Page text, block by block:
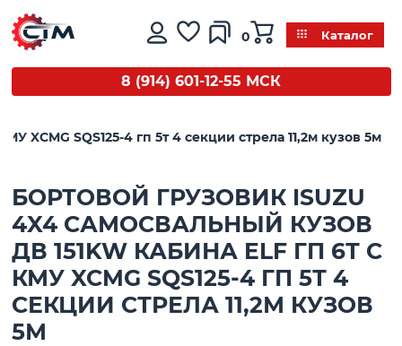
0 Каталог
8 (914) 601-12-55 МСК
XCMG SQS125-4 гп 5т 4 секции стрела 11,2м кузов 5м
БОРТОВОЙ ГРУЗОВИК ISUZU
4X4 САМОСВАЛЬНЫЙ КУЗОВ
ДВ 151KW КАБИНА ELF ГП 6Т С
КМУ XCMG SQS125-4 ГП 5Т 4
СЕКЦИИ СТРЕЛА 11,2М КУЗОВ
5М